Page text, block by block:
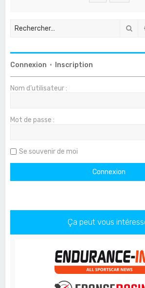
Connexion • Inscription
Nom d’utilisateur :
Mot de passe :
Se souvenir de moi
Ça peut vous